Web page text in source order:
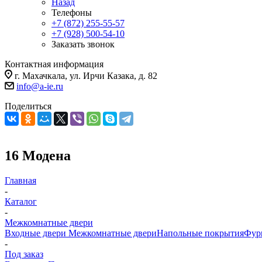
Назад
Телефоны
+7 (872) 255-55-57
+7 (928) 500-54-10
Заказать звонок
Контактная информация
г. Махачкала, ул. Ирчи Казака, д. 82
info@a-ie.ru
Поделиться
16 Модена
Главная
-
Каталог
-
Межкомнатные двери
Входные двери Межкомнатные двериНапольные покрытия
-
Под заказ